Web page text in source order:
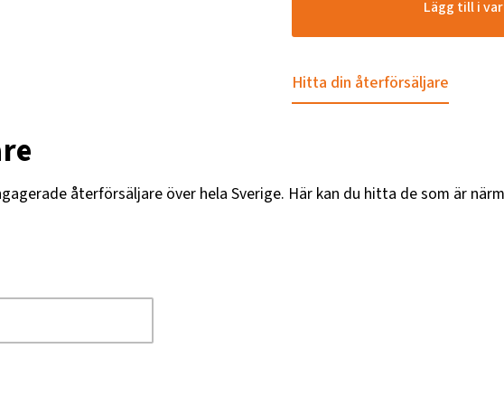
Lägg till i
Hitta din återförsäljare
återförsäljare över hela Sverige. Här kan du hitta de som är